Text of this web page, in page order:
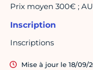
Prix moyen 300€ ;
Inscription
Inscriptions
Mise à jour le 18/09/